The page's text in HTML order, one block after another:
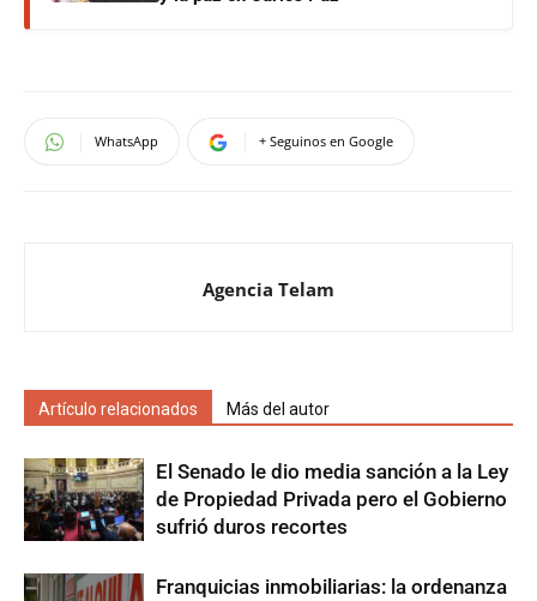
WhatsApp + Seguinos en Google
Agencia Telam
Artículo relacionados Más del autor
El Senado le dio media sanción a la Ley
de Propiedad Privada pero el Gobierno
sufrió duros recortes
Franquicias inmobiliarias: la ordenanza